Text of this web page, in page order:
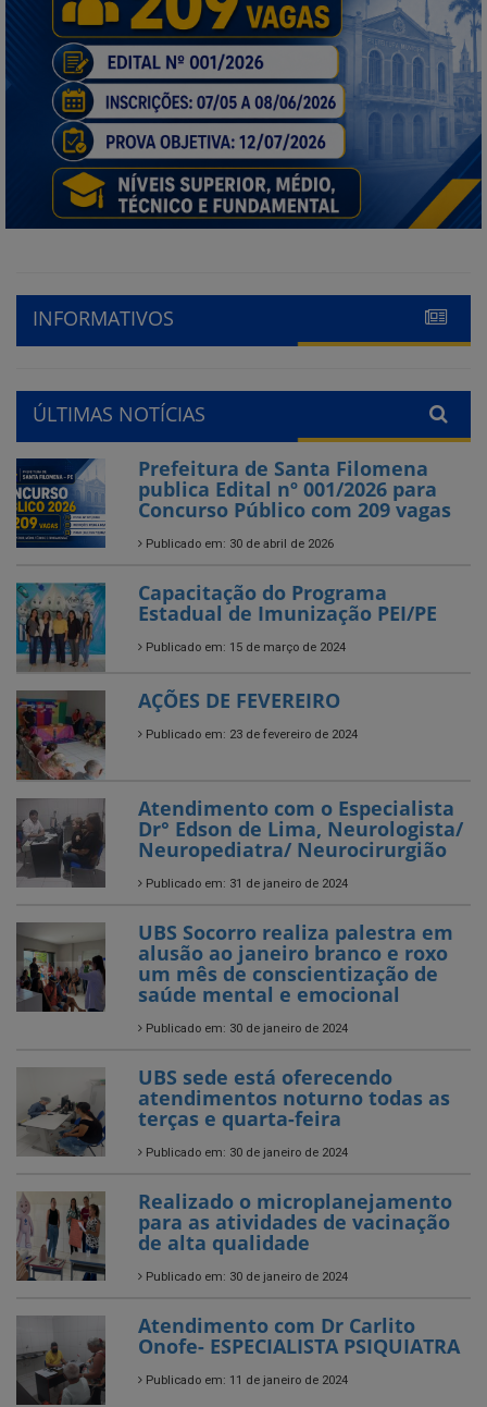
INFORMATIVOS
ÚLTIMAS NOTÍCIAS
Prefeitura de Santa Filomena
publica Edital nº 001/2026 para
Concurso Público com 209 vagas
Publicado em: 30 de abril de 2026
Capacitação do Programa
Estadual de Imunização PEI/PE
Publicado em: 15 de março de 2024
AÇÕES DE FEVEREIRO
Publicado em: 23 de fevereiro de 2024
Atendimento com o Especialista
Dr° Edson de Lima, Neurologista/
Neuropediatra/ Neurocirurgião
Publicado em: 31 de janeiro de 2024
UBS Socorro realiza palestra em
alusão ao janeiro branco e roxo
um mês de conscientização de
saúde mental e emocional
Publicado em: 30 de janeiro de 2024
UBS sede está oferecendo
atendimentos noturno todas as
terças e quarta-feira
Publicado em: 30 de janeiro de 2024
Realizado o microplanejamento
para as atividades de vacinação
de alta qualidade
Publicado em: 30 de janeiro de 2024
Atendimento com Dr Carlito
Onofe- ESPECIALISTA PSIQUIATRA
Publicado em: 11 de janeiro de 2024